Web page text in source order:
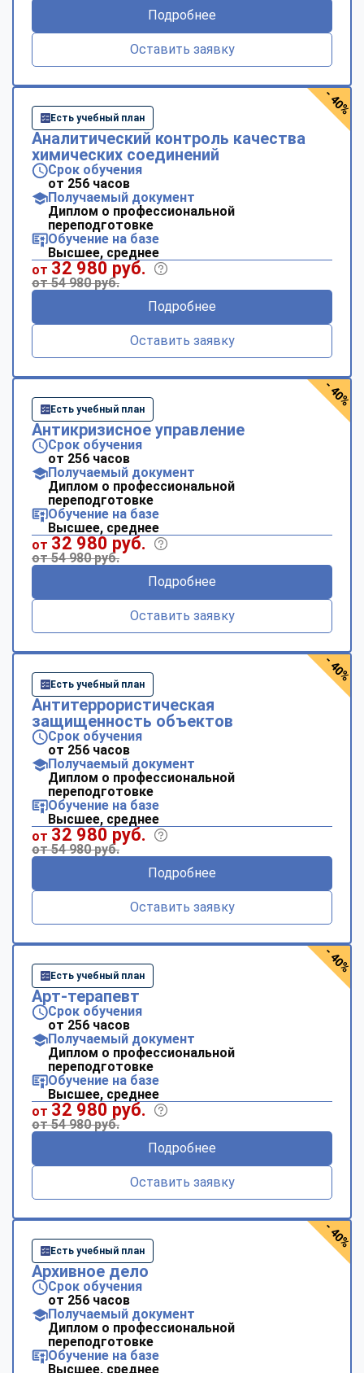
Подробнее
Оставить заявку
Есть учебный план
Аналитический контроль качества
химических соединений
Срок обучения
от 256 часов
Получаемый документ
Диплом о профессиональной
переподготовке
Обучение на базе
Высшее, среднее
от 32 980 руб.
от 54 980 руб.
Подробнее
Оставить заявку
- 40%
Есть учебный план
Антикризисное управление
Срок обучения
от 256 часов
Получаемый документ
Диплом о профессиональной
переподготовке
Обучение на базе
Высшее, среднее
от 32 980 руб.
от 54 980 руб.
Подробнее
Оставить заявку
- 40%
Есть учебный план
Антитеррористическая
защищенность объектов
Срок обучения
от 256 часов
Получаемый документ
Диплом о профессиональной
переподготовке
Обучение на базе
Высшее, среднее
от 32 980 руб.
от 54 980 руб.
Подробнее
Оставить заявку
- 40%
Есть учебный план
Арт-терапевт
Срок обучения
от 256 часов
Получаемый документ
Диплом о профессиональной
переподготовке
Обучение на базе
Высшее, среднее
от 32 980 руб.
от 54 980 руб.
Подробнее
Оставить заявку
- 40%
Есть учебный план
Архивное дело
Срок обучения
от 256 часов
Получаемый документ
Диплом о профессиональной
переподготовке
Обучение на базе
Высшее, среднее
- 40%